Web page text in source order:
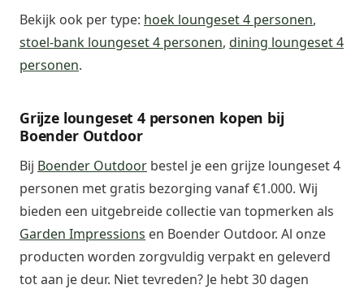
Bekijk ook per type: hoek loungeset 4 personen,
stoel-bank loungeset 4 personen, dining loungeset 4
personen.
Grijze loungeset 4 personen kopen bij
Boender Outdoor
Bij Boender Outdoor bestel je een grijze loungeset 4
personen met gratis bezorging vanaf €1.000. Wij
bieden een uitgebreide collectie van topmerken als
Garden Impressions en Boender Outdoor. Al onze
producten worden zorgvuldig verpakt en geleverd
tot aan je deur. Niet tevreden? Je hebt 30 dagen